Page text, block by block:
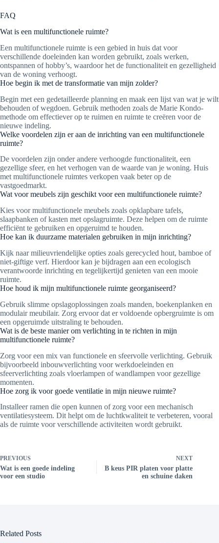
FAQ
Wat is een multifunctionele ruimte?
Een multifunctionele ruimte is een gebied in huis dat voor
verschillende doeleinden kan worden gebruikt, zoals werken,
ontspannen of hobby’s, waardoor het de functionaliteit en gezelligheid
van de woning verhoogt.
Hoe begin ik met de transformatie van mijn zolder?
Begin met een gedetailleerde planning en maak een lijst van wat je wilt
behouden of wegdoen. Gebruik methoden zoals de Marie Kondo-
methode om effectiever op te ruimen en ruimte te creëren voor de
nieuwe indeling.
Welke voordelen zijn er aan de inrichting van een multifunctionele
ruimte?
De voordelen zijn onder andere verhoogde functionaliteit, een
gezellige sfeer, en het verhogen van de waarde van je woning. Huis
met multifunctionele ruimtes verkopen vaak beter op de
vastgoedmarkt.
Wat voor meubels zijn geschikt voor een multifunctionele ruimte?
Kies voor multifunctionele meubels zoals opklapbare tafels,
slaapbanken of kasten met opslagruimte. Deze helpen om de ruimte
efficiënt te gebruiken en opgeruimd te houden.
Hoe kan ik duurzame materialen gebruiken in mijn inrichting?
Kijk naar milieuvriendelijke opties zoals gerecycled hout, bamboe of
niet-giftige verf. Hierdoor kan je bijdragen aan een ecologisch
verantwoorde inrichting en tegelijkertijd genieten van een mooie
ruimte.
Hoe houd ik mijn multifunctionele ruimte georganiseerd?
Gebruik slimme opslagoplossingen zoals manden, boekenplanken en
modulair meubilair. Zorg ervoor dat er voldoende opbergruimte is om
een opgeruimde uitstraling te behouden.
Wat is de beste manier om verlichting in te richten in mijn
multifunctionele ruimte?
Zorg voor een mix van functionele en sfeervolle verlichting. Gebruik
bijvoorbeeld inbouwverlichting voor werkdoeleinden en
sfeerverlichting zoals vloerlampen of wandlampen voor gezellige
momenten.
Hoe zorg ik voor goede ventilatie in mijn nieuwe ruimte?
Installeer ramen die open kunnen of zorg voor een mechanisch
ventilatiesysteem. Dit helpt om de luchtkwaliteit te verbeteren, vooral
als de ruimte voor verschillende activiteiten wordt gebruikt.
PREVIOUS
Wat is een goede indeling
voor een studio
NEXT
B keus PIR platen voor platte
en schuine daken
Related Posts